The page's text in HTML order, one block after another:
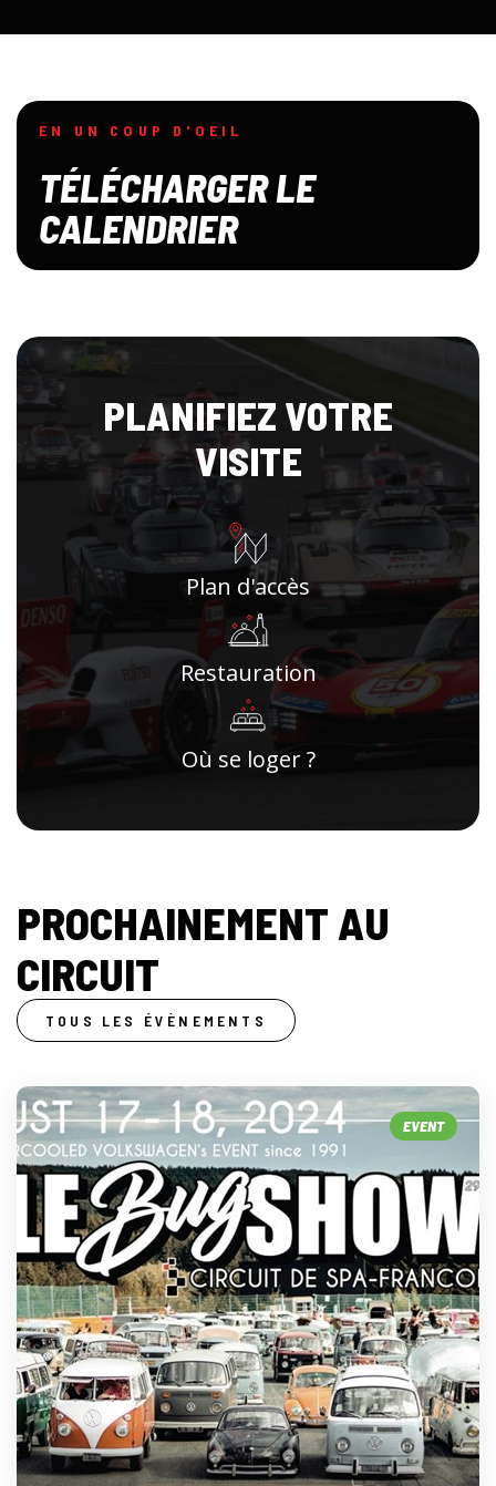
EN UN COUP D'OEIL
TÉLÉCHARGER LE
CALENDRIER
PLANIFIEZ VOTRE
VISITE
Plan d'accès
Restauration
Où se loger ?
PROCHAINEMENT AU
CIRCUIT
TOUS LES ÉVÈNEMENTS
EVENT